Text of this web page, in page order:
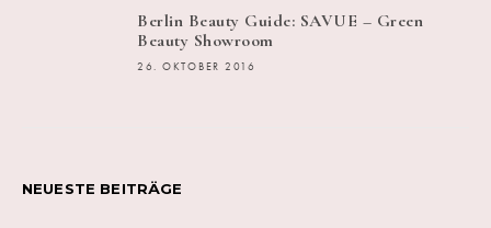
Berlin Beauty Guide: SAVUE – Green
Beauty Showroom
26. OKTOBER 2016
NEUESTE BEITRÄGE